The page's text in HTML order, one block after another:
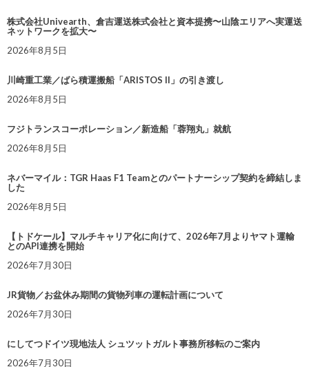
株式会社Univearth、倉吉運送株式会社と資本提携〜山陰エリアへ実運送
ネットワークを拡大〜
2026年8月5日
川崎重工業／ばら積運搬船「ARISTOS II」の引き渡し
2026年8月5日
フジトランスコーポレーション／新造船「蓉翔丸」就航
2026年8月5日
ネバーマイル：TGR Haas F1 Teamとのパートナーシップ契約を締結しま
した
2026年8月5日
【トドケール】マルチキャリア化に向けて、2026年7月よりヤマト運輸
とのAPI連携を開始
2026年7月30日
JR貨物／お盆休み期間の貨物列車の運転計画について
2026年7月30日
にしてつドイツ現地法人 シュツットガルト事務所移転のご案内
2026年7月30日